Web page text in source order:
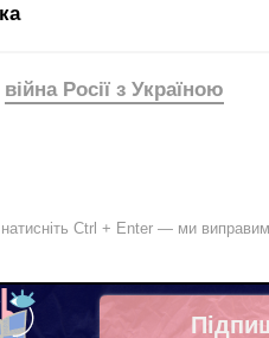
війна Росії з Україною
Ctrl + Enter — ми